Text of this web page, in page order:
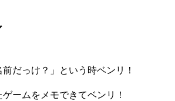
だっけ？」という時ベンリ！
ームをメモできてベンリ！